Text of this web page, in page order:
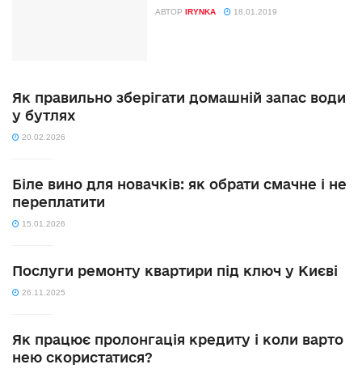
АВТОР IRYNKA 18.01.2019
Як правильно зберігати домашній запас води
у бутлях
20.02.2026
Біле вино для новачків: як обрати смачне і не
переплатити
15.01.2026
Послуги ремонту квартири під ключ у Києві
26.11.2025
Як працює пролонгація кредиту і коли варто
нею скористатися?